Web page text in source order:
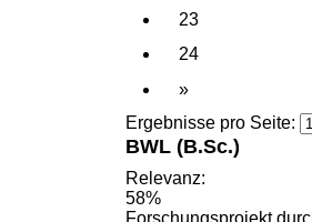
23
24
»
Ergebnisse pro Seite:
BWL (B.Sc.)
Relevanz:
58%